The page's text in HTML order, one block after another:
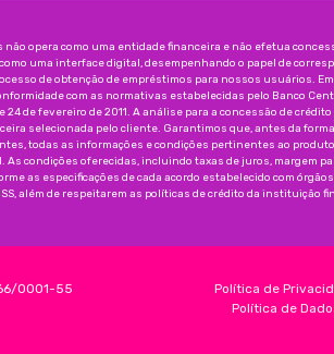
não opera como uma entidade financeira e não efetua
uma interface digital, desempenhando o papel de
de obtenção de empréstimos para nossos usuários.
com as normativas estabelecidas pelo Banco
24 de fevereiro de 2011. A análise para a concessão de
selecionada pelo cliente. Garantimos que, antes da
todas as informações e condições pertinentes ao
As condições oferecidas, incluindo taxas de juros, margem
as especificações de cada acordo estabelecido com
além de respeitarem as políticas de crédito da instituição
0001-55
Política de
Política de